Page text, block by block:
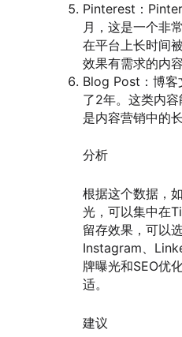
Pinterest：
月，这是一个非
在平台上长时间
效果有需求的内容
Blog Post：博客
了2年。这类内容
是内容营销中的
分析
根据这个数据，
光，可以集中在
留存效果，可以
Instagram、
牌曝光和SEO优
适。
建议